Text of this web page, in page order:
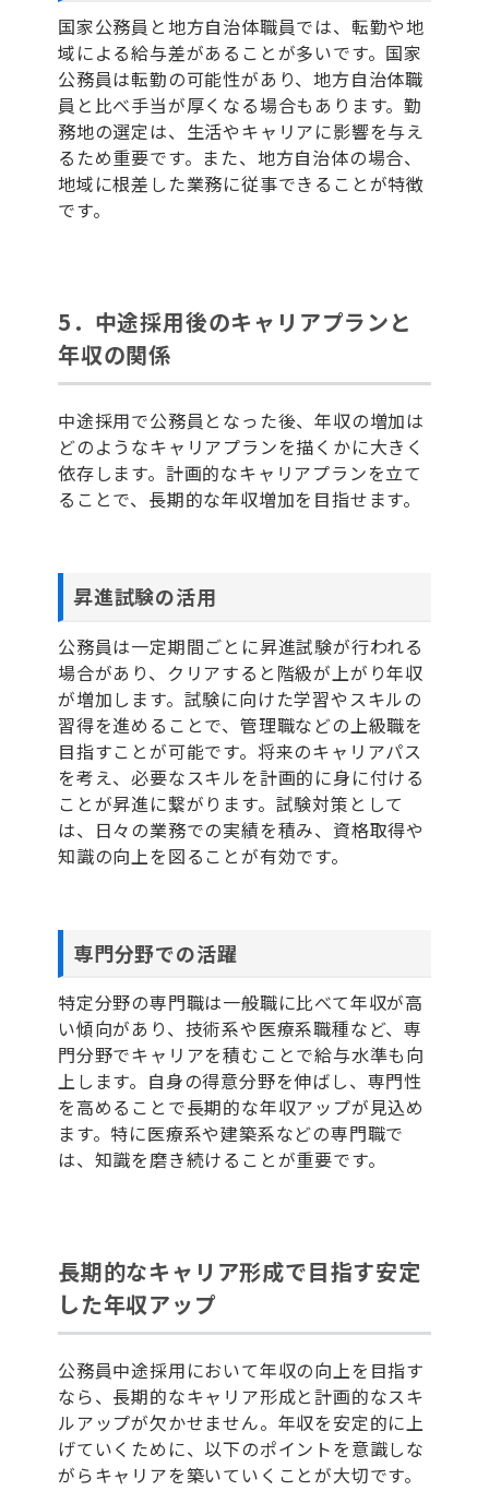
国家公務員と地方自治体職員では、転勤や地
域による給与差があることが多いです。国家
公務員は転勤の可能性があり、地方自治体職
員と比べ手当が厚くなる場合もあります。勤
務地の選定は、生活やキャリアに影響を与え
るため重要です。また、地方自治体の場合、
地域に根差した業務に従事できることが特徴
です。
5．中途採用後のキャリアプランと
年収の関係
中途採用で公務員となった後、年収の増加は
どのようなキャリアプランを描くかに大きく
依存します。計画的なキャリアプランを立て
ることで、長期的な年収増加を目指せます。
昇進試験の活用
公務員は一定期間ごとに昇進試験が行われる
場合があり、クリアすると階級が上がり年収
が増加します。試験に向けた学習やスキルの
習得を進めることで、管理職などの上級職を
目指すことが可能です。将来のキャリアパス
を考え、必要なスキルを計画的に身に付ける
ことが昇進に繋がります。試験対策として
は、日々の業務での実績を積み、資格取得や
知識の向上を図ることが有効です。
専門分野での活躍
特定分野の専門職は一般職に比べて年収が高
い傾向があり、技術系や医療系職種など、専
門分野でキャリアを積むことで給与水準も向
上します。自身の得意分野を伸ばし、専門性
を高めることで長期的な年収アップが見込め
ます。特に医療系や建築系などの専門職で
は、知識を磨き続けることが重要です。
長期的なキャリア形成で目指す安定
した年収アップ
公務員中途採用において年収の向上を目指す
なら、長期的なキャリア形成と計画的なスキ
ルアップが欠かせません。年収を安定的に上
げていくために、以下のポイントを意識しな
がらキャリアを築いていくことが大切です。